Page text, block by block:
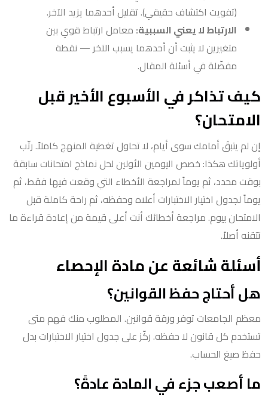
(تفويت اكتشاف حقيقي). تقليل أحدهما يزيد الآخر.
الارتباط لا يعني السببية: معامل ارتباط قوي بين
متغيرين لا يثبت أن أحدهما يسبب الآخر — نقطة
مفضّلة في أسئلة المقال.
كيف تذاكر في الأسبوع الأخير قبل
الامتحان؟
إن لم يتبقَ أمامك سوى أيام، لا تحاول تغطية المنهج كاملاً. رتّب
أولوياتك هكذا: خصص اليومين الأولين لحل نماذج امتحانات سابقة
بوقت محدد، ثم يوماً لمراجعة الأخطاء التي وقعت فيها فقط، ثم
يوماً لجدول اختيار الاختبارات أعلاه وحفظه، ثم راحة كاملة قبل
الامتحان بيوم. مراجعة أخطائك أنت أعلى قيمة من إعادة قراءة ما
تتقنه أصلاً.
أسئلة شائعة عن مادة الإحصاء
هل أحتاج حفظ القوانين؟
معظم الجامعات توفر ورقة قوانين. المطلوب منك فهم متى
تستخدم كل قانون لا حفظه. ركّز على جدول اختيار الاختبارات بدل
حفظ صيغ الحساب.
ما أصعب جزء في المادة عادةً؟